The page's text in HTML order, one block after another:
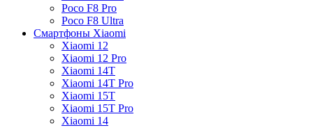
Poco F8 Pro
Poco F8 Ultra
Смартфоны Xiaomi
Xiaomi 12
Xiaomi 12 Pro
Xiaomi 14T
Xiaomi 14T Pro
Xiaomi 15T
Xiaomi 15T Pro
Xiaomi 14